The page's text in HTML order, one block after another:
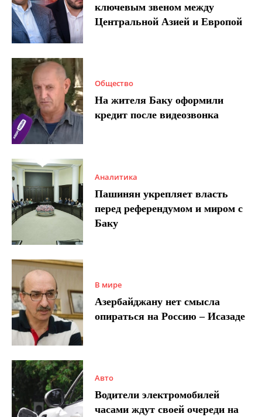
ключевым звеном между
Центральной Азией и Европой
Общество
На жителя Баку оформили
кредит после видеозвонка
Аналитика
Пашинян укрепляет власть
перед референдумом и миром с
Баку
В мире
Азербайджану нет смысла
опираться на Россию – Исазаде
Авто
Водители электромобилей
часами ждут своей очереди на